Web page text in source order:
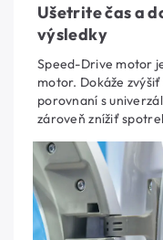
Ušetrite čas a
výsledky
Speed-Drive motor
motor. Dokáže
porovnaní s
zároveň znížiť